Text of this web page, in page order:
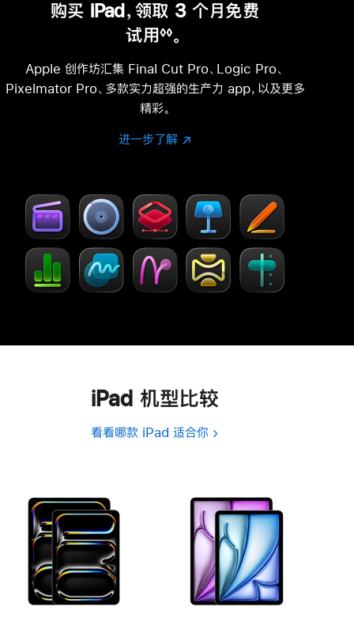
购买 iPad，领取 3 个月免费
试用
注
◊◊。
Apple 创作坊汇集 Final Cut Pro、Logic Pro、
Pixelmator Pro、多款实力超强的生产力 app，以及更多
精彩。
进一步了解 进
了
Creator Studio
(在
口
打
开)
iPad 机型比较
看看哪款 iPad 适合你